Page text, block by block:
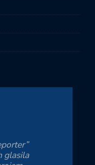
glasila